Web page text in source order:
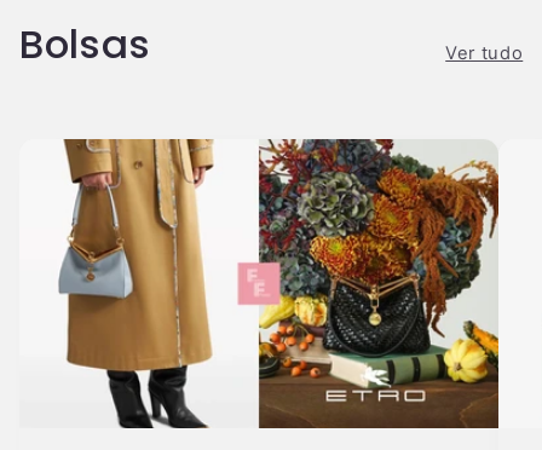
Bolsas Ver tudo